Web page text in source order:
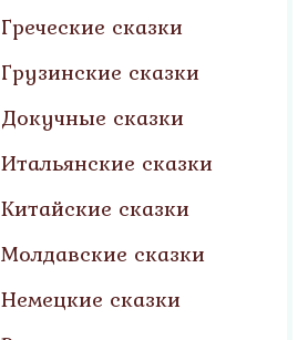
Греческие сказки
Грузинские сказки
Докучные сказки
Итальянские сказки
Китайские сказки
Молдавские сказки
Немецкие сказки